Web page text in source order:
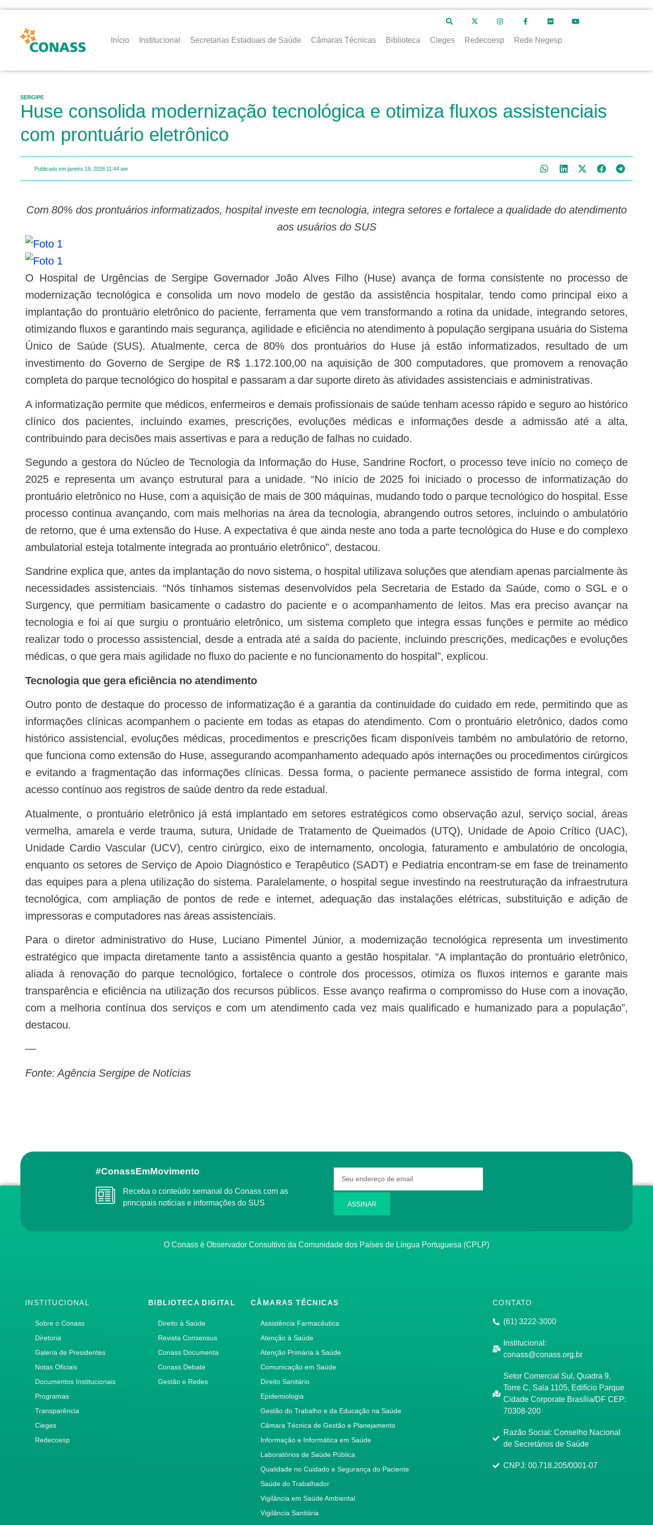
Início Institucional Secretarias Estaduais de Saúde Câmaras Técnicas Biblioteca Cieges Redecoesp Rede Negesp
SERGIPE
Huse consolida modernização tecnológica e otimiza fluxos assistenciais
com prontuário eletrônico
Publicado em janeiro 19, 2026 11:44 am
Com 80% dos prontuários informatizados, hospital investe em tecnologia, integra setores e fortalece a qualidade do atendimento
aos usuários do SUS
O Hospital de Urgências de Sergipe Governador João Alves Filho (Huse) avança de forma consistente no processo de
modernização tecnológica e consolida um novo modelo de gestão da assistência hospitalar, tendo como principal eixo a
implantação do prontuário eletrônico do paciente, ferramenta que vem transformando a rotina da unidade, integrando setores,
otimizando fluxos e garantindo mais segurança, agilidade e eficiência no atendimento à população sergipana usuária do Sistema
Único de Saúde (SUS). Atualmente, cerca de 80% dos prontuários do Huse já estão informatizados, resultado de um
investimento do Governo de Sergipe de R$ 1.172.100,00 na aquisição de 300 computadores, que promovem a renovação
completa do parque tecnológico do hospital e passaram a dar suporte direto às atividades assistenciais e administrativas.
A informatização permite que médicos, enfermeiros e demais profissionais de saúde tenham acesso rápido e seguro ao histórico
clínico dos pacientes, incluindo exames, prescrições, evoluções médicas e informações desde a admissão até a alta,
contribuindo para decisões mais assertivas e para a redução de falhas no cuidado.
Segundo a gestora do Núcleo de Tecnologia da Informação do Huse, Sandrine Rocfort, o processo teve início no começo de
2025 e representa um avanço estrutural para a unidade. “No início de 2025 foi iniciado o processo de informatização do
prontuário eletrônico no Huse, com a aquisição de mais de 300 máquinas, mudando todo o parque tecnológico do hospital. Esse
processo continua avançando, com mais melhorias na área da tecnologia, abrangendo outros setores, incluindo o ambulatório
de retorno, que é uma extensão do Huse. A expectativa é que ainda neste ano toda a parte tecnológica do Huse e do complexo
ambulatorial esteja totalmente integrada ao prontuário eletrônico”, destacou.
Sandrine explica que, antes da implantação do novo sistema, o hospital utilizava soluções que atendiam apenas parcialmente às
necessidades assistenciais. “Nós tínhamos sistemas desenvolvidos pela Secretaria de Estado da Saúde, como o SGL e o
Surgency, que permitiam basicamente o cadastro do paciente e o acompanhamento de leitos. Mas era preciso avançar na
tecnologia e foi aí que surgiu o prontuário eletrônico, um sistema completo que integra essas funções e permite ao médico
realizar todo o processo assistencial, desde a entrada até a saída do paciente, incluindo prescrições, medicações e evoluções
médicas, o que gera mais agilidade no fluxo do paciente e no funcionamento do hospital”, explicou.
Tecnologia que gera eficiência no atendimento
Outro ponto de destaque do processo de informatização é a garantia da continuidade do cuidado em rede, permitindo que as
informações clínicas acompanhem o paciente em todas as etapas do atendimento. Com o prontuário eletrônico, dados como
histórico assistencial, evoluções médicas, procedimentos e prescrições ficam disponíveis também no ambulatório de retorno,
que funciona como extensão do Huse, assegurando acompanhamento adequado após internações ou procedimentos cirúrgicos
e evitando a fragmentação das informações clínicas. Dessa forma, o paciente permanece assistido de forma integral, com
acesso contínuo aos registros de saúde dentro da rede estadual.
Atualmente, o prontuário eletrônico já está implantado em setores estratégicos como observação azul, serviço social, áreas
vermelha, amarela e verde trauma, sutura, Unidade de Tratamento de Queimados (UTQ), Unidade de Apoio Crítico (UAC),
Unidade Cardio Vascular (UCV), centro cirúrgico, eixo de internamento, oncologia, faturamento e ambulatório de oncologia,
enquanto os setores de Serviço de Apoio Diagnóstico e Terapêutico (SADT) e Pediatria encontram-se em fase de treinamento
das equipes para a plena utilização do sistema. Paralelamente, o hospital segue investindo na reestruturação da infraestrutura
tecnológica, com ampliação de pontos de rede e internet, adequação das instalações elétricas, substituição e adição de
impressoras e computadores nas áreas assistenciais.
Para o diretor administrativo do Huse, Luciano Pimentel Júnior, a modernização tecnológica representa um investimento
estratégico que impacta diretamente tanto a assistência quanto a gestão hospitalar. “A implantação do prontuário eletrônico,
aliada à renovação do parque tecnológico, fortalece o controle dos processos, otimiza os fluxos internos e garante mais
transparência e eficiência na utilização dos recursos públicos. Esse avanço reafirma o compromisso do Huse com a inovação,
com a melhoria contínua dos serviços e com um atendimento cada vez mais qualificado e humanizado para a população”,
destacou.
—
Fonte: Agência Sergipe de Notícias
#ConassEmMovimento
Receba o conteúdo semanal do Conass com as
principais notícias e informações do SUS
ASSINAR
O Conass é Observador Consultivo da Comunidade dos Países de Língua Portuguesa (CPLP)
INSTITUCIONAL
Sobre o Conass
Diretoria
Galeria de Presidentes
Notas Oficiais
Documentos Institucionais
Programas
Transparência
Cieges
Redecoesp
BIBLIOTECA DIGITAL
Direito à Saúde
Revista Consensus
Conass Documenta
Conass Debate
Gestão e Redes
CÂMARAS TÉCNICAS
Assistência Farmacêutica
Atenção à Saúde
Atenção Primária à Saúde
Comunicação em Saúde
Direito Sanitário
Epidemiologia
Gestão do Trabalho e da Educação na Saúde
Câmara Técnica de Gestão e Planejamento
Informação e Informática em Saúde
Laboratórios de Saúde Pública
Qualidade no Cuidado e Segurança do Paciente
Saúde do Trabalhador
Vigilância em Saúde Ambiental
Vigilância Sanitária
CONTATO
(61) 3222-3000
Institucional:
conass@conass.org.br
Setor Comercial Sul, Quadra 9,
Torre C, Sala 1105, Edifício Parque
Cidade Corporate Brasília/DF CEP:
70308-200
Razão Social: Conselho Nacional
de Secretários de Saúde
CNPJ: 00.718.205/0001-07